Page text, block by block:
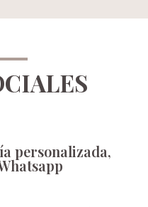
personalizada,